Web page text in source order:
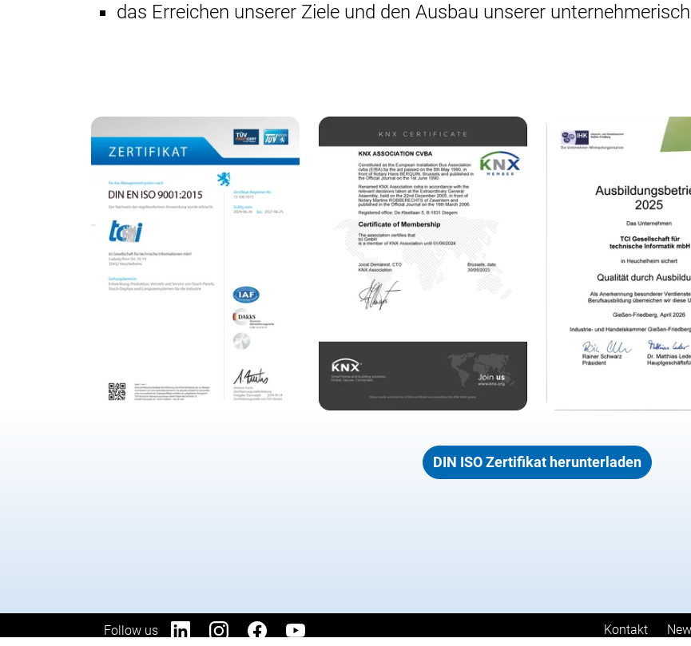
das Erreichen unserer Ziele und den Ausbau unserer
DIN ISO Zertifikat herunterladen
Follow us Kontakt